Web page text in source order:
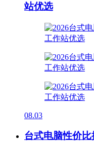
站优选
08.03
台式电脑性价